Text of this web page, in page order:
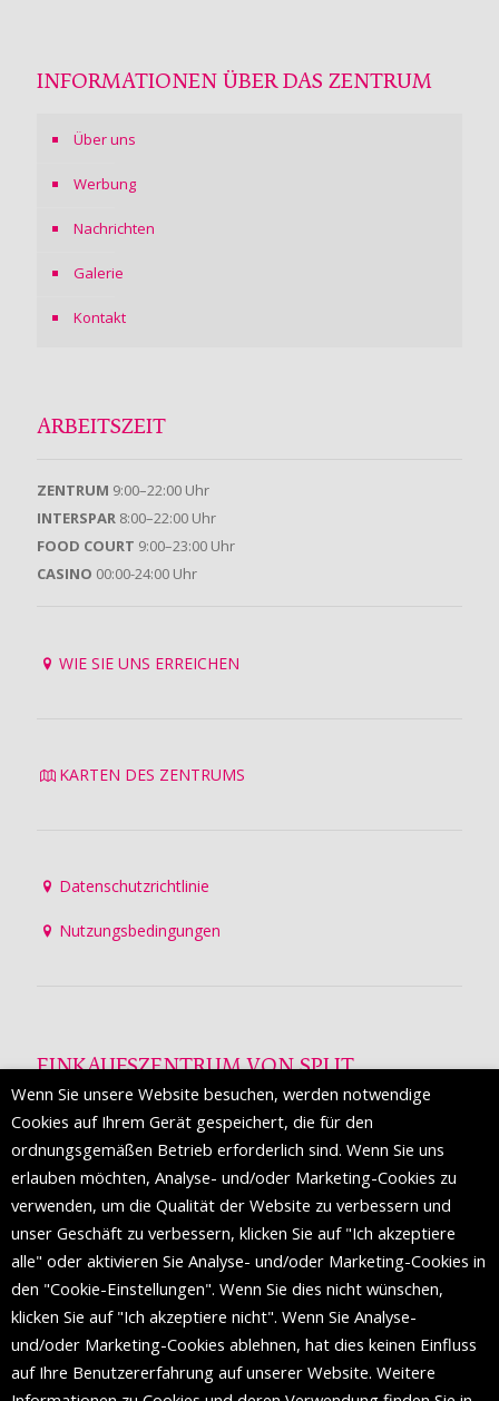
INFORMATIONEN ÜBER DAS ZENTRUM
Über uns
Werbung
Nachrichten
Galerie
Kontakt
ARBEITSZEIT
ZENTRUM 9:00–22:00 Uhr
INTERSPAR 8:00–22:00 Uhr
FOOD COURT 9:00–23:00 Uhr
CASINO 00:00-24:00 Uhr
WIE SIE UNS ERREICHEN
KARTEN DES ZENTRUMS
Datenschutzrichtlinie
Nutzungsbedingungen
EINKAUFSZENTRUM VON SPLIT
ist ein prestigeträchtiges Einkaufsziel mit
etwa 200 Einzelhandelsmarken und einer Reihe von
Weltmodemarken, die zum ersten Mal in Split erscheinen.
FOLGEN SIE UNS
Wenn Sie unsere Website besuchen, werden notwendige
Cookies auf Ihrem Gerät gespeichert, die für den
ordnungsgemäßen Betrieb erforderlich sind. Wenn Sie uns
erlauben möchten, Analyse- und/oder Marketing-Cookies zu
verwenden, um die Qualität der Website zu verbessern und
unser Geschäft zu verbessern, klicken Sie auf "Ich akzeptiere
alle" oder aktivieren Sie Analyse- und/oder Marketing-Cookies in
den "Cookie-Einstellungen". Wenn Sie dies nicht wünschen,
klicken Sie auf "Ich akzeptiere nicht". Wenn Sie Analyse-
und/oder Marketing-Cookies ablehnen, hat dies keinen Einfluss
auf Ihre Benutzererfahrung auf unserer Website. Weitere